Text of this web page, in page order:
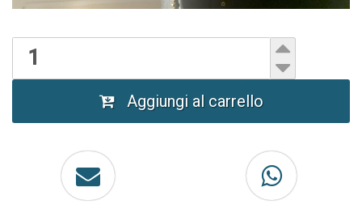
Aggiungi al carrello